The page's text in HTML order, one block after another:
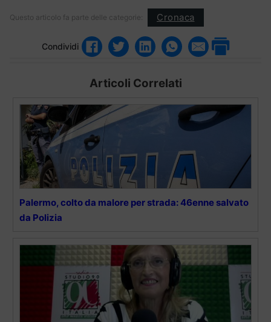
Questo articolo fa parte delle categorie: Cronaca
Condividi
Articoli Correlati
Palermo, colto da malore per strada: 46enne salvato
da Polizia